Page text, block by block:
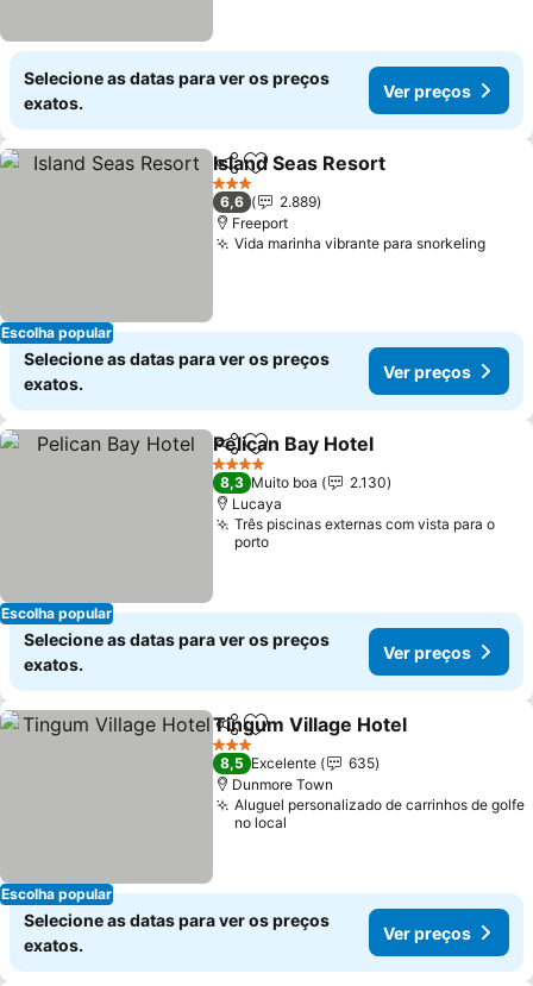
Selecione as datas para ver os preços
exatos.
Ver preços
Escolha popular
PartilharAdicionar aos favoritos
Island Seas Resort
3 Estrelas
6,6
2.889
Freeport
Vida marinha vibrante para snorkeling
Selecione as datas para ver os preços
exatos.
Ver preços
Escolha popular
PartilharAdicionar aos favoritos
Pelican Bay Hotel
4 Estrelas
8,3 Muito boa
2.130
Lucaya
Três piscinas externas com vista para o
porto
Selecione as datas para ver os preços
exatos.
Ver preços
Escolha popular
PartilharAdicionar aos favoritos
Tingum Village Hotel
3 Estrelas
8,5 Excelente
635
Dunmore Town
Aluguel personalizado de carrinhos de golfe
no local
Selecione as datas para ver os preços
exatos.
Ver preços